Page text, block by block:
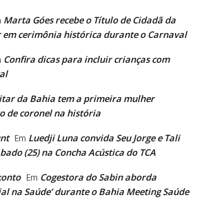
Marta Góes recebe o Título de Cidadã da
em cerimônia histórica durante o Carnaval
Confira dicas para incluir crianças com
da Bahia tem a primeira mulher
de coronel na história
Em Luedji Luna convida Seu Jorge e Tali
(25) na Concha Acústica do TCA
Em Cogestora do Sabin aborda
na Saúde’ durante o Bahia Meeting Saúde